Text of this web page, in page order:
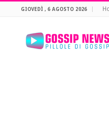
GIOVEDÌ , 6 AGOSTO 2026